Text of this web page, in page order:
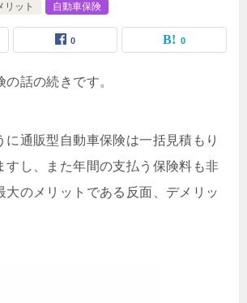
リット
自動車保険
0 0
話の続きです。
に通販型自動車保険は一括見積もり
すし、また年間の支払う保険料も非
大のメリットである反面、デメリッ